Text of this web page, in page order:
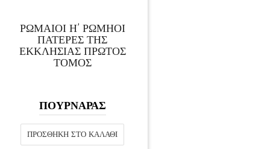
ΡΩΜΑΙΟΙ Η’ ΡΩΜΗΟΙ
ΠΑΤΕΡΕΣ ΤΗΣ
ΕΚΚΛΗΣΙΑΣ ΠΡΩΤΟΣ
ΤΟΜΟΣ
ΠΟΥΡΝΑΡΑΣ
ΠΡΟΣΘΉΚΗ ΣΤΟ ΚΑΛΆΘΙ